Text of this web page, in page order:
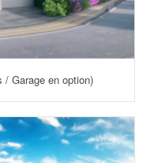
/ Garage en option)